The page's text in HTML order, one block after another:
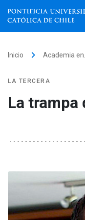
institutos
Vinculación
Inicio keyboard_arrow_right Academia en…
LA TERCERA
La trampa